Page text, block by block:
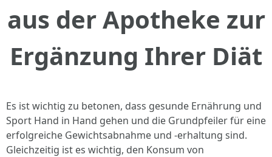
aus der Apotheke zur
Ergänzung Ihrer Diät
Es ist wichtig zu betonen, dass gesunde Ernährung und
Sport Hand in Hand gehen und die Grundpfeiler für eine
erfolgreiche Gewichtsabnahme und -erhaltung sind.
Gleichzeitig ist es wichtig, den Konsum von